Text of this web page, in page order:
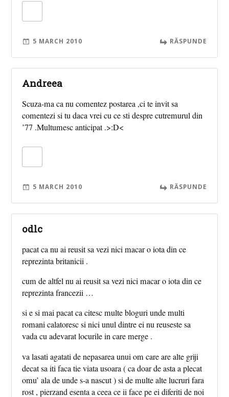
5 MARCH 2010 RĂSPUNDE
Andreea
Scuza-ma ca nu comentez postarea ,ci te invit sa
comentezi si tu daca vrei cu ce sti despre cutremurul din
’77 .Multumesc anticipat .>:D<
5 MARCH 2010 RĂSPUNDE
odlc
pacat ca nu ai reusit sa vezi nici macar o iota din ce
reprezinta britanicii .
cum de altfel nu ai reusit sa vezi nici macar o iota din ce
reprezinta francezii …
si e si mai pacat ca citesc multe bloguri unde multi
romani calatoresc si nici unul dintre ei nu reuseste sa
vada cu adevarat locurile in care merge .
va lasati agatati de nepasarea unui om care are alte griji
decat sa iti faca tie viata usoara ( ca doar de asta a plecat
omu’ ala de unde s-a nascut ) si de multe alte lucruri fara
rost , pierzand esenta a ceea ce ii face pe ei diferiti de noi